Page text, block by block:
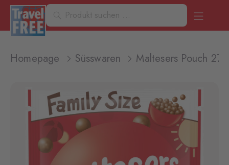
Homepage Süsswaren Maltesers Pouch